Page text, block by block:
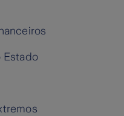
Estado